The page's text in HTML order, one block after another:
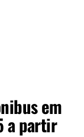
em
a partir